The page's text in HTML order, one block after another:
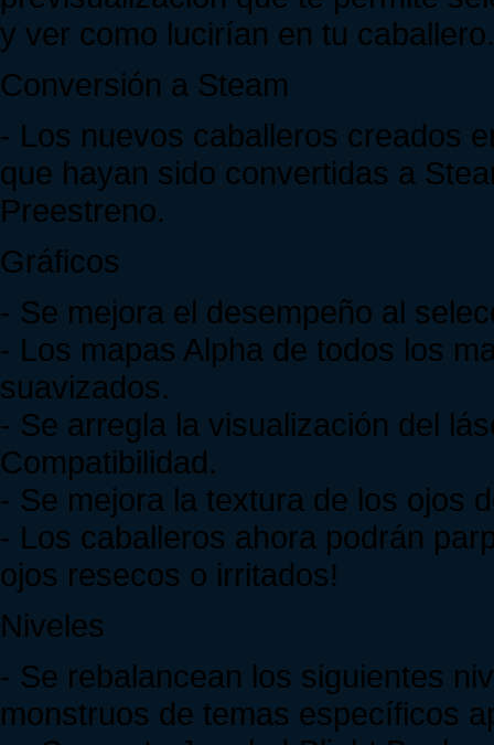
y ver como lucirían en tu caballero.
Conversión a Steam
- Los nuevos caballeros creados
que hayan sido convertidas a
Preestreno.
Gráficos
- Se mejora el desempeño al
- Los mapas Alpha de todos los
suavizados.
- Se arregla la visualización del
Compatibilidad.
- Se mejora la textura de los ojos
- Los caballeros ahora podrán
ojos resecos o irritados!
Niveles
- Se rebalancean los siguientes
monstruos de temas específicos